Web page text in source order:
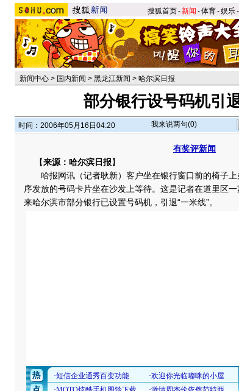
搜狐首页-新闻 -体育-娱乐-
新闻中心 > 国内新闻 > 黑龙江新闻 > 哈尔滨日报
部分银行设号码机引
时间：2006年05月16日04:20 我来说两句(0)
有奖评新闻
【来源：哈尔滨日报】
哈报网讯（记者耿新）客户坐在银行窗口前的椅子上
序发放的号码卡片坐在沙发上等待。这是记者在道里区
来哈尔滨市部分银行已设置号码机，引退“一米线”。